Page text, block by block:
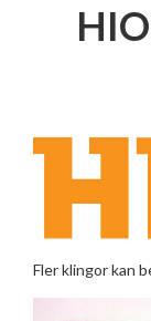
Fler klingor kan